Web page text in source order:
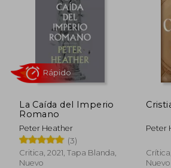
La Caída del Imperio
Romano
Peter Heather
(3)
Critica, 2021, Tapa Blanda,
Nuevo
Rápido
Peter
Nuevo